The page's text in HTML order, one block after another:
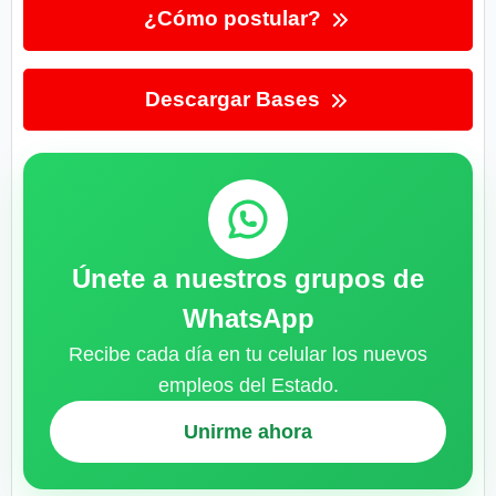
¿Cómo postular?
Descargar Bases
Únete a nuestros grupos de
WhatsApp
Recibe cada día en tu celular los nuevos
empleos del Estado.
Unirme ahora